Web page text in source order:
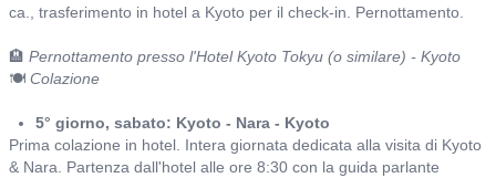
ca., trasferimento in hotel a Kyoto per il check-in. Pernottamento.
🏨 Pernottamento presso l'Hotel Kyoto Tokyu (o similare) - Kyoto
🍽️ Colazione
5° giorno, sabato: Kyoto - Nara - Kyoto
Prima colazione in hotel. Intera giornata dedicata alla visita di Kyoto
& Nara. Partenza dall'hotel alle ore 8:30 con la guida parlante